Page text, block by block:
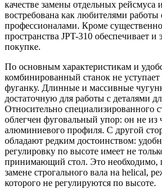
качестве замены отдельных рейсмуса
востребована как любителями работы
профессионалами. Кроме
пространства JPT-310 обеспечивает
покупке.
По основным характеристикам и
комбинированный станок не
фуганку. Длинные и массивные
достаточную для работы с деталями
Относительно специализированного
облегчен фуговальный упор: он не из
алюминиевого профиля. С другой
обладают редким достоинством:
регулировку по высоте имеет не
принимающий стол. Это необходимо,
замене строгального вала на helical,
которого не регулируются по высоте.